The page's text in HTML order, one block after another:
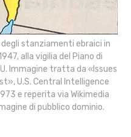
degli stanziamenti ebraici in
alla vigilia del Piano di
Immagine tratta da «Issues
U.S. Central Intelligence
e reperita via Wikimedia
di pubblico dominio.